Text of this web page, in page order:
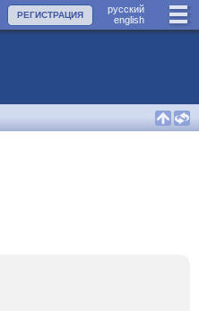
руccкий
english
РЕГИСТРАЦИЯ